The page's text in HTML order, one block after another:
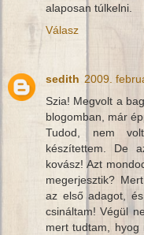
alaposan túlkelni.
Válasz
sedith 2009.
Szia! Megvolt a
blogomban, már
Tudod, nem
készítettem. De
kovász! Azt
megerjesztik?
az első adagot,
csináltam! Végül
mert tudtam, hyog